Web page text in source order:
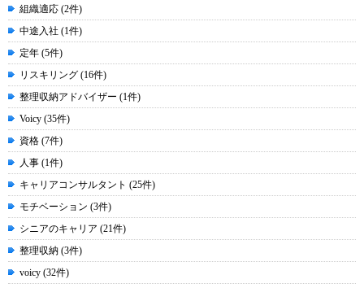
組織適応 (2件)
中途入社 (1件)
定年 (5件)
リスキリング (16件)
整理収納アドバイザー (1件)
Voicy (35件)
資格 (7件)
人事 (1件)
キャリアコンサルタント (25件)
モチベーション (3件)
シニアのキャリア (21件)
整理収納 (3件)
voicy (32件)